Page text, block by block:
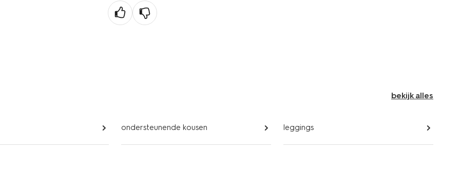
bekijk alles
ondersteunende kousen leggings